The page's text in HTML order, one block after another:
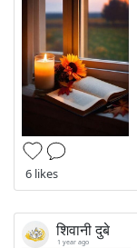
6 likes
शिवानी दुबे
1 year ago